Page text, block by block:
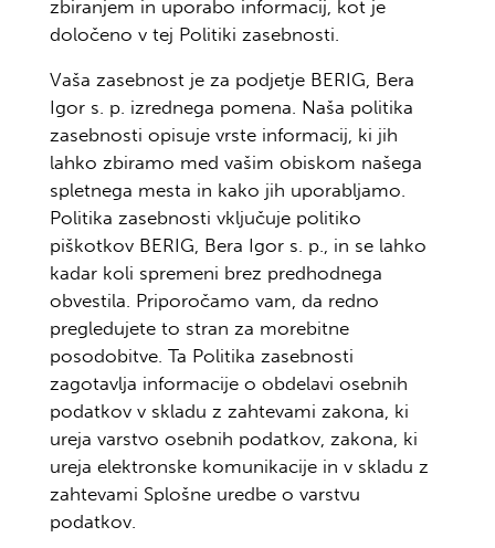
zbiranjem in uporabo informacij, kot je
določeno v tej Politiki zasebnosti.
Vaša zasebnost je za podjetje BERIG, Bera
Igor s. p. izrednega pomena. Naša politika
zasebnosti opisuje vrste informacij, ki jih
lahko zbiramo med vašim obiskom našega
spletnega mesta in kako jih uporabljamo.
Politika zasebnosti vključuje politiko
piškotkov BERIG, Bera Igor s. p., in se lahko
kadar koli spremeni brez predhodnega
obvestila. Priporočamo vam, da redno
pregledujete to stran za morebitne
posodobitve. Ta Politika zasebnosti
zagotavlja informacije o obdelavi osebnih
podatkov v skladu z zahtevami zakona, ki
ureja varstvo osebnih podatkov, zakona, ki
ureja elektronske komunikacije in v skladu z
zahtevami Splošne uredbe o varstvu
podatkov.